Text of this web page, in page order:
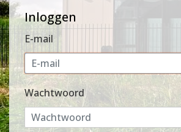
Inloggen
E-mail
Wachtwoord